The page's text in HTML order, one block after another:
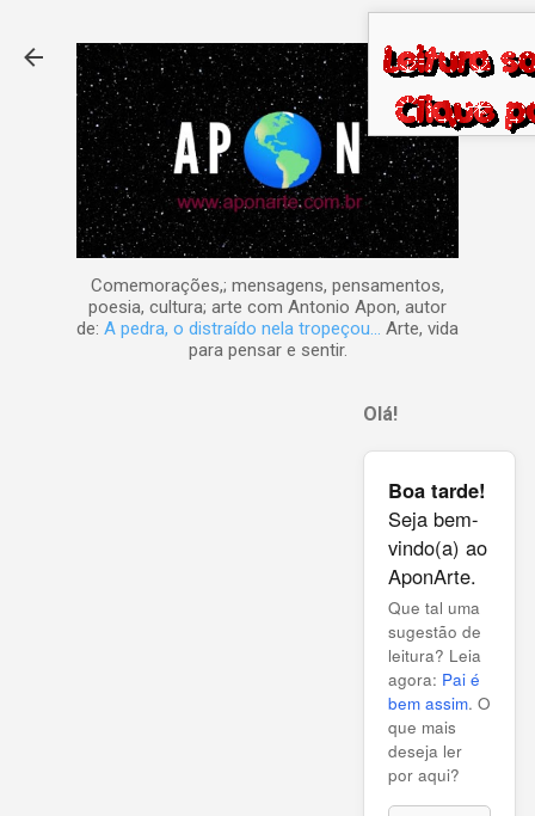
Comemorações,; mensagens, pensamentos,
poesia, cultura; arte com Antonio Apon, autor
de: A pedra, o distraído nela tropeçou... Arte, vida
para pensar e sentir.
Olá!
Boa tarde!
Seja bem-
vindo(a) ao
AponArte.
Que tal uma
sugestão de
leitura? Leia
agora: Pai é
bem assim. O
que mais
deseja ler
por aqui?